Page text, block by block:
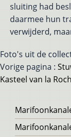
sluiting had
daarmee hun
verwijderd,
Foto's uit de
Vorige pagina :
Kasteel van la
Voet